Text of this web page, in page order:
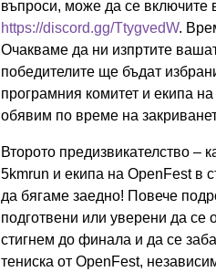
въпроси, може да се включите
https://discord.gg/TtygvedW.
Очакваме да ни изпртите
победителите ще бъдат
програмния комитет и екипа
обявим по време на
Второто предизвикателство –
5kmrun и екипа на OpenFest в
да бягаме заедно! Повече
подготвени или уверени да се
стигнем до финала и да се
тениска от OpenFest,